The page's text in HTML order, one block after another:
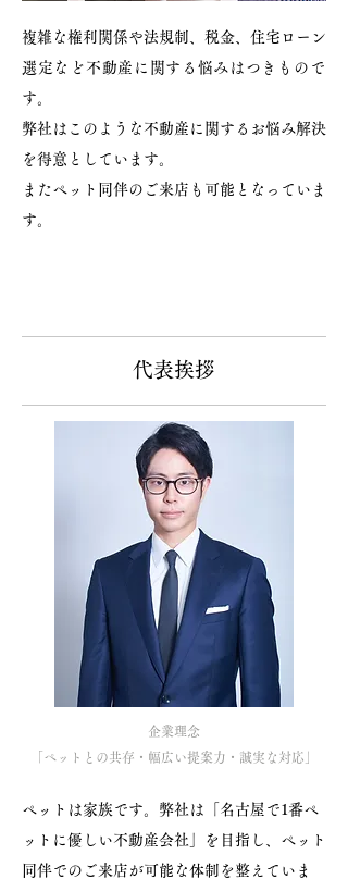
複雑な権利関係や法規制、税金、住宅ローン
選定など不動産に関する悩みはつきもので
す。
弊社はこのような不動産に関するお悩み解決
を得意としています。
またペット同伴のご来店も可能となっていま
す。
代表挨拶
企業理念
「ペットとの共存・幅広い提案力・誠実な対応」
ペットは家族です。弊社は「名古屋で1番ペ
ットに優しい不動産会社」を目指し、ペット
同伴でのご来店が可能な体制を整えていま